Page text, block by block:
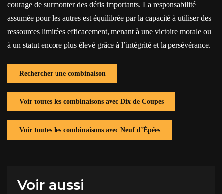
courage de surmonter des défis importants. La responsabilité
assumée pour les autres est équilibrée par la capacité à utiliser des
ressources limitées efficacement, menant à une victoire morale ou
à un statut encore plus élevé grâce à l’intégrité et la persévérance.
Rechercher une combinaison
Voir toutes les combinaisons avec Dix de Coupes
Voir toutes les combinaisons avec Neuf d’Épées
Voir aussi